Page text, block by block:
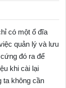
có một ổ đĩa
quản lý và lưu
đó ra để
khi cài lại
ta không cần